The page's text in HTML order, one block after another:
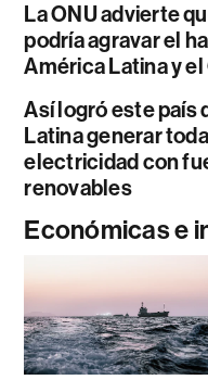
La ONU advierte
podría agravar el
América Latina y
Así logró este país
Latina generar
electricidad con
renovables
Económicas e